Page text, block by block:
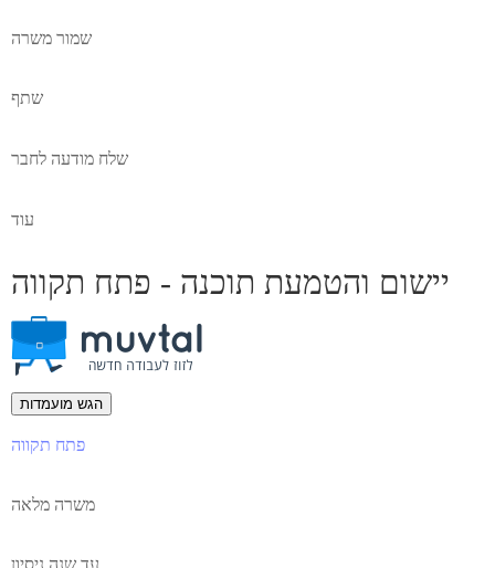
שמור משרה
שתף
שלח מודעה לחבר
עוד
יישום והטמעת תוכנה - פתח תקווה
הגש מועמדות
פתח תקווה
משרה מלאה
עד שנה ניסיון